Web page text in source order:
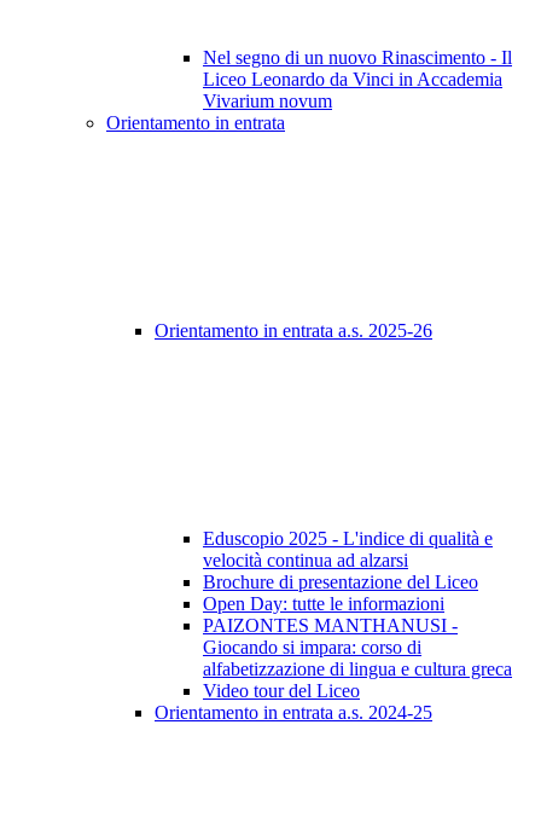
Nel segno di un nuovo Rinascimento - Il
Liceo Leonardo da Vinci in Accademia
Vivarium novum
Orientamento in entrata
Orientamento in entrata a.s. 2025-26
Eduscopio 2025 - L'indice di qualità e
velocità continua ad alzarsi
Brochure di presentazione del Liceo
Open Day: tutte le informazioni
PAIZONTES MANTHANUSI -
Giocando si impara: corso di
alfabetizzazione di lingua e cultura greca
Video tour del Liceo
Orientamento in entrata a.s. 2024-25